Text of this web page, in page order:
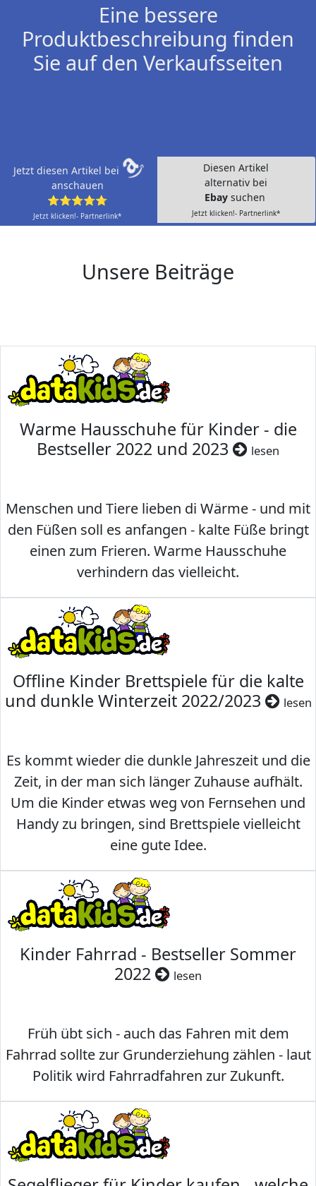
Eine bessere
Produktbeschreibung finden
Sie auf den Verkaufsseiten
Jetzt diesen Artikel bei
anschauen
⭐⭐⭐⭐⭐
Jetzt klicken!- Partnerlink*
Diesen Artikel
alternativ bei
Ebay suchen
Jetzt klicken!- Partnerlink*
Unsere Beiträge
Warme Hausschuhe für Kinder - die
Bestseller 2022 und 2023
lesen
Menschen und Tiere lieben di Wärme - und mit
den Füßen soll es anfangen - kalte Füße bringt
einen zum Frieren. Warme Hausschuhe
verhindern das vielleicht.
Offline Kinder Brettspiele für die kalte
und dunkle Winterzeit 2022/2023
lesen
Es kommt wieder die dunkle Jahreszeit und die
Zeit, in der man sich länger Zuhause aufhält.
Um die Kinder etwas weg von Fernsehen und
Handy zu bringen, sind Brettspiele vielleicht
eine gute Idee.
Kinder Fahrrad - Bestseller Sommer
2022
lesen
Früh übt sich - auch das Fahren mit dem
Fahrrad sollte zur Grunderziehung zählen - laut
Politik wird Fahrradfahren zur Zukunft.